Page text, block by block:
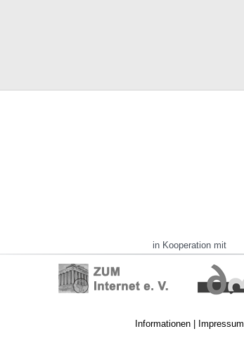
in Kooperation mit
Informationen| Impressum